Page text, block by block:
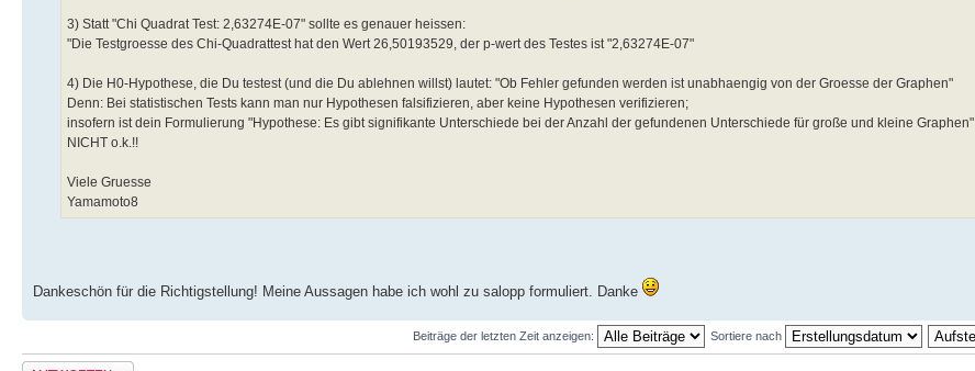
3) Statt "Chi Quadrat Test: 2,63274E-07" sollte es genauer heissen:
"Die Testgroesse des Chi-Quadrattest hat den Wert 26,50193529, der p-wert des Testes ist "2,63274E-07"
4) Die H0-Hypothese, die Du testest (und die Du ablehnen willst) lautet: "Ob Fehler gefunden werden ist unabhaengig von der Groesse der Graphen"
Denn: Bei statistischen Tests kann man nur Hypothesen falsifizieren, aber keine Hypothesen verifizieren;
insofern ist dein Formulierung "Hypothese: Es gibt signifikante Unterschiede bei der Anzahl der gefundenen Unterschiede für große und kleine Graphen"
NICHT o.k.!!
Viele Gruesse
Yamamoto8
Dankeschön für die Richtigstellung! Meine Aussagen habe ich wohl zu salopp formuliert. Danke
Beiträge der letzten Zeit anzeigen: Sortiere nach
Antwort erstellen